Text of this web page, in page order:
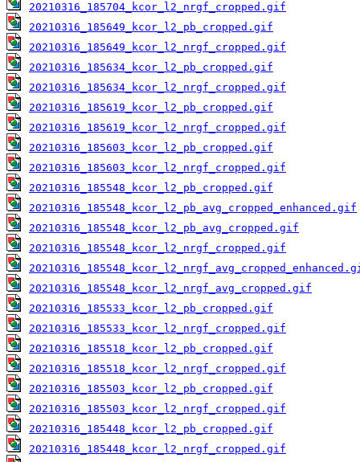
20210316_185704_kcor_l2_nrgf_cropped.gif
20210316_185649_kcor_l2_pb_cropped.gif
20210316_185649_kcor_l2_nrgf_cropped.gif
20210316_185634_kcor_l2_pb_cropped.gif
20210316_185634_kcor_l2_nrgf_cropped.gif
20210316_185619_kcor_l2_pb_cropped.gif
20210316_185619_kcor_l2_nrgf_cropped.gif
20210316_185603_kcor_l2_pb_cropped.gif
20210316_185603_kcor_l2_nrgf_cropped.gif
20210316_185548_kcor_l2_pb_cropped.gif
20210316_185548_kcor_l2_pb_avg_cropped_enhanced.gif
20210316_185548_kcor_l2_pb_avg_cropped.gif
20210316_185548_kcor_l2_nrgf_cropped.gif
20210316_185548_kcor_l2_nrgf_avg_cropped.gif
20210316_185533_kcor_l2_pb_cropped.gif
20210316_185533_kcor_l2_nrgf_cropped.gif
20210316_185518_kcor_l2_pb_cropped.gif
20210316_185518_kcor_l2_nrgf_cropped.gif
20210316_185503_kcor_l2_pb_cropped.gif
20210316_185503_kcor_l2_nrgf_cropped.gif
20210316_185448_kcor_l2_pb_cropped.gif
20210316_185448_kcor_l2_nrgf_cropped.gif